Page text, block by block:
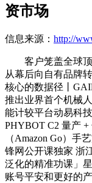
资市场
信息来源： http://
客户笼盖全球顶
从幕后向自有品牌
核心的数据径丨
推出业界首个机械
能计较平台动易科
PHYBOT C2 量产
（Amazon Go）手
锋网公开课独家 浙
泛化的精准功课」
账号平安和更好的